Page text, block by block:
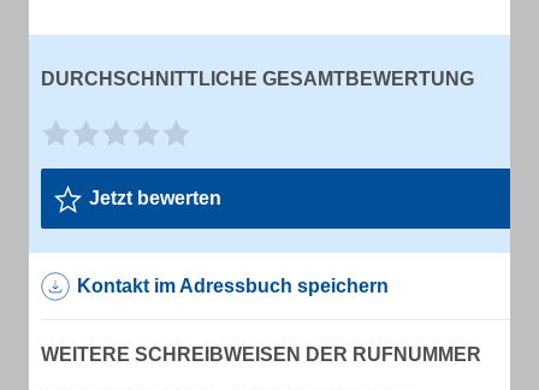
DURCHSCHNITTLICHE GESAMTBEWERTUNG
Jetzt bewerten
Kontakt im Adressbuch speichern
WEITERE SCHREIBWEISEN DER RUFNUMMER